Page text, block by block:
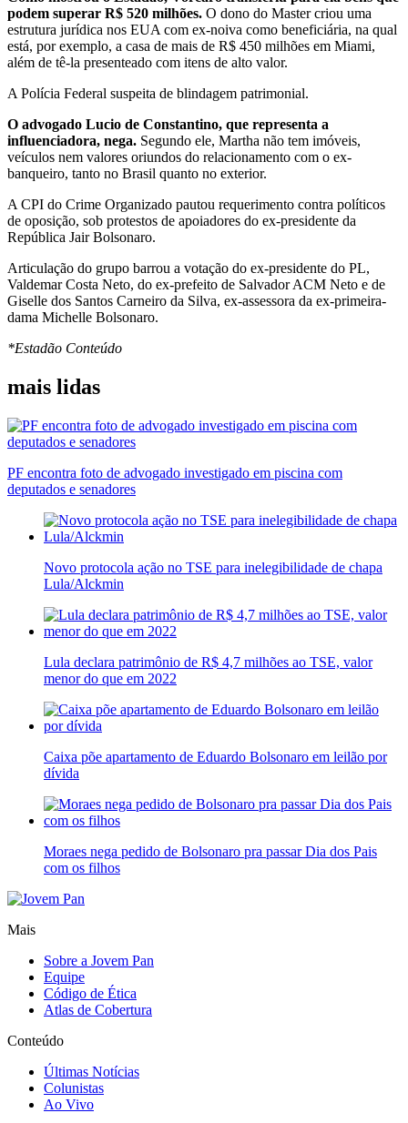
podem superar R$ 520 milhões. O dono do Master criou uma
estrutura jurídica nos EUA com ex-noiva como beneficiária, na qual
está, por exemplo, a casa de mais de R$ 450 milhões em Miami,
além de tê-la presenteado com itens de alto valor.
A Polícia Federal suspeita de blindagem patrimonial.
O advogado Lucio de Constantino, que representa a
influenciadora, nega. Segundo ele, Martha não tem imóveis,
veículos nem valores oriundos do relacionamento com o ex-
banqueiro, tanto no Brasil quanto no exterior.
A CPI do Crime Organizado pautou requerimento contra políticos
de oposição, sob protestos de apoiadores do ex-presidente da
República Jair Bolsonaro.
Articulação do grupo barrou a votação do ex-presidente do PL,
Valdemar Costa Neto, do ex-prefeito de Salvador ACM Neto e de
Giselle dos Santos Carneiro da Silva, ex-assessora da ex-primeira-
dama Michelle Bolsonaro.
*Estadão Conteúdo
mais lidas
PF encontra foto de advogado investigado em piscina com
deputados e senadores
Novo protocola ação no TSE para inelegibilidade de chapa
Lula/Alckmin
Lula declara patrimônio de R$ 4,7 milhões ao TSE, valor
menor do que em 2022
Caixa põe apartamento de Eduardo Bolsonaro em leilão por
dívida
Moraes nega pedido de Bolsonaro pra passar Dia dos Pais
com os filhos
Mais
Sobre a Jovem Pan
Equipe
Código de Ética
Atlas de Cobertura
Conteúdo
Últimas Notícias
Colunistas
Ao Vivo